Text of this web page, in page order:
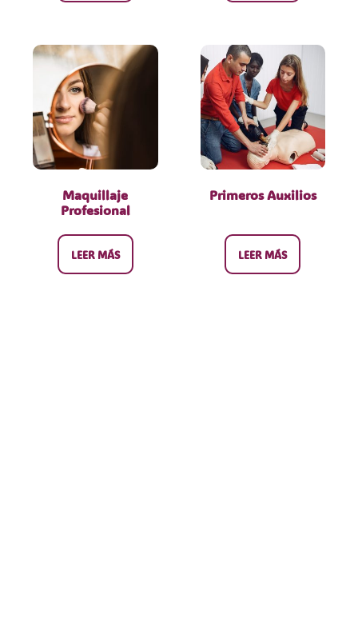
Maquillaje
Profesional
LEER MÁS
Primeros Auxilios
LEER MÁS